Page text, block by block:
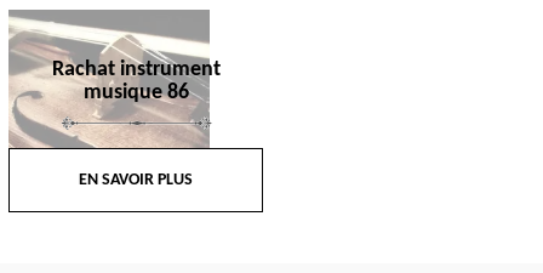
Rachat instrument
musique 86
EN SAVOIR PLUS